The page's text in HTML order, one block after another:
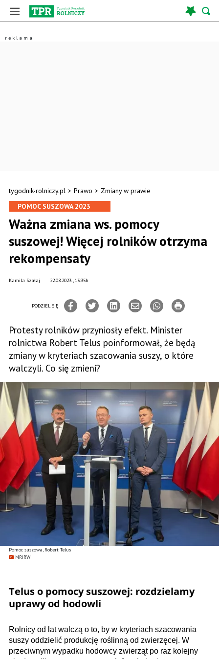
tygodnik-rolniczy.pl > Prawo > Zmiany w prawie
Pomoc suszowa, Robert Telus
MRiRW
POMOC SUSZOWA 2023
Ważna zmiana ws. pomocy
suszowej! Więcej rolników otrzyma
rekompensaty
22.08.2023., 13:35h
Kamila Szałaj
PODZIEL SIĘ
Protesty rolników przyniosły efekt. Minister
rolnictwa Robert Telus poinformował, że będą
zmiany w kryteriach szacowania suszy, o które
walczyli. Co się zmieni?
Telus o pomocy suszowej: rozdzielamy
uprawy od hodowli
Rolnicy od lat walczą o to, by w kryteriach szacowania
suszy oddzielić produkcję roślinną od zwierzęcej. W
przeciwnym wypadku hodowcy zwierząt po raz kolejny